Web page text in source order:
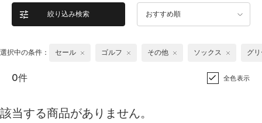
絞り込み検索 おすすめ順
選択中の条件： セール ゴルフ その他 ソックス グ
0件 全色表示
該当する商品がありません。